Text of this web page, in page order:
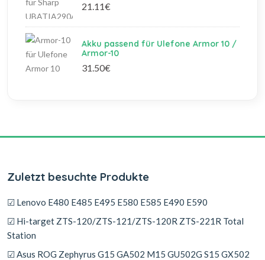
21.11€
Akku passend für Ulefone Armor 10 /
Armor-10
31.50€
Zuletzt besuchte Produkte
☑ Lenovo E480 E485 E495 E580 E585 E490 E590
☑ Hi-target ZTS-120/ZTS-121/ZTS-120R ZTS-221R Total
Station
☑ Asus ROG Zephyrus G15 GA502 M15 GU502G S15 GX502